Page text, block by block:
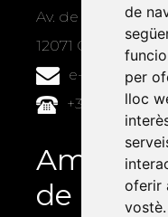
de
per
lloc
oferir
vostè.
Av. de Vicent Sos
12071 Castelló de
e-
+34 964 72 89
Amb el
de